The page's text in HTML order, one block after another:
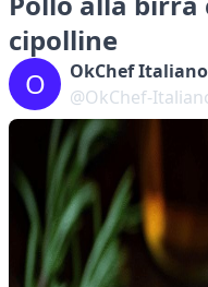
cipolline
O
OkChef Italiano
@OkChef-